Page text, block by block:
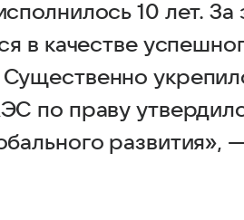
10 лет. За
в качестве
по праву
развития»,